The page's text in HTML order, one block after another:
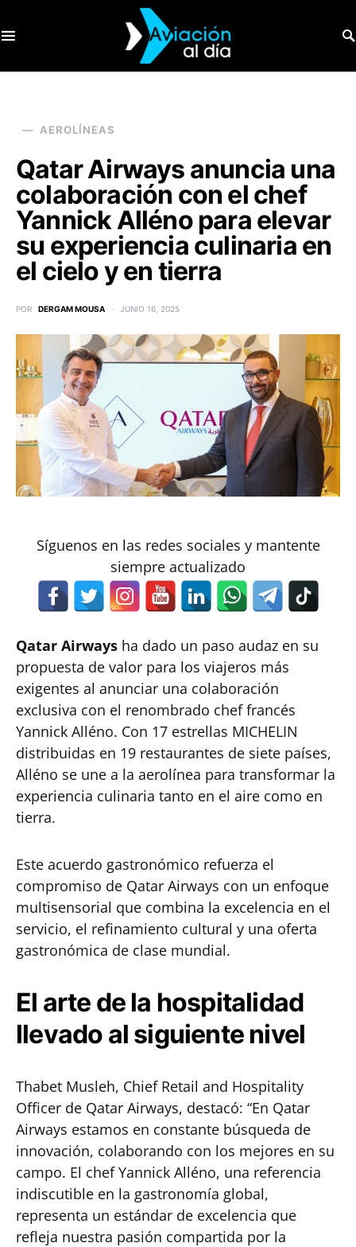
AEROLÍNEAS
Qatar Airways anuncia una
colaboración con el chef
Yannick Alléno para elevar
su experiencia culinaria en
el cielo y en tierra
POR DERGAM MOUSA JUNIO 16, 2025
Síguenos en las redes sociales y mantente
siempre actualizado
Qatar Airways ha dado un paso audaz en su
propuesta de valor para los viajeros más
exigentes al anunciar una colaboración
exclusiva con el renombrado chef francés
Yannick Alléno. Con 17 estrellas MICHELIN
distribuidas en 19 restaurantes de siete países,
Alléno se une a la aerolínea para transformar la
experiencia culinaria tanto en el aire como en
tierra.
Este acuerdo gastronómico refuerza el
compromiso de Qatar Airways con un enfoque
multisensorial que combina la excelencia en el
servicio, el refinamiento cultural y una oferta
gastronómica de clase mundial.
El arte de la hospitalidad
llevado al siguiente nivel
Thabet Musleh, Chief Retail and Hospitality
Officer de Qatar Airways, destacó: “En Qatar
Airways estamos en constante búsqueda de
innovación, colaborando con los mejores en su
campo. El chef Yannick Alléno, una referencia
indiscutible en la gastronomía global,
representa un estándar de excelencia que
refleja nuestra pasión compartida por la